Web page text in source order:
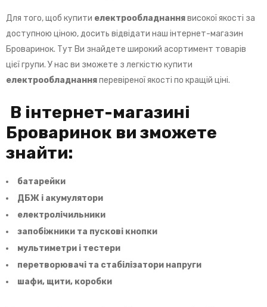
Для того, щоб купити електрообладнаннявисокої якості за
доступною ціною, досить відвідати наш інтернет-магазин
Броваринок. Тут Ви знайдете широкий асортимент товарів
цієї групи. У нас ви зможете з легкістю купити
електрообладнанняперевіреної якості по кращій ціні.
В інтернет-магазині
Броваринок ви зможете
знайти:
батарейки
ДБЖ і акумулятори
електролічильники
запобіжники та пускові кнопки
мультиметри і тестери
перетворювачі та стабілізатори напруги
шафи, щити, коробки